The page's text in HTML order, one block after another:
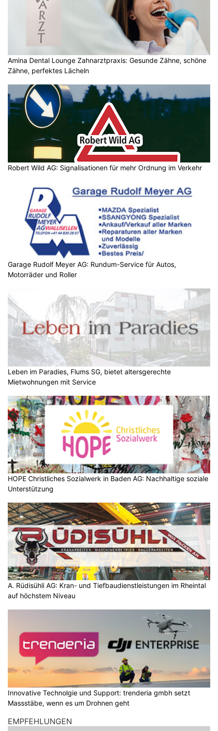
Amina Dental Lounge Zahnarztpraxis: Gesunde Zähne, schöne
Zähne, perfektes Lächeln
Robert Wild AG: Signalisationen für mehr Ordnung im Verkehr
Garage Rudolf Meyer AG: Rundum-Service für Autos,
Motorräder und Roller
Leben im Paradies, Flums SG, bietet altersgerechte
Mietwohnungen mit Service
HOPE Christliches Sozialwerk in Baden AG: Nachhaltige soziale
Unterstützung
A. Rüdisühli AG: Kran- und Tiefbaudienstleistungen im Rheintal
auf höchstem Niveau
Innovative Technolgie und Support: trenderia gmbh setzt
Massstäbe, wenn es um Drohnen geht
EMPFEHLUNGEN